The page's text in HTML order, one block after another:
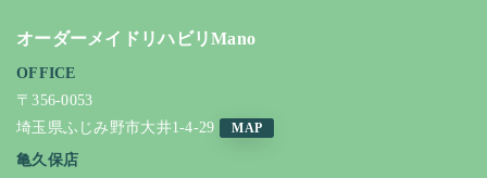
オーダーメイドリハビリMano
OFFICE
〒356-0053
埼玉県ふじみ野市大井1-4-29
MAP
亀久保店